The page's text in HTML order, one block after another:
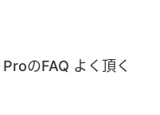
のFAQ よく頂く